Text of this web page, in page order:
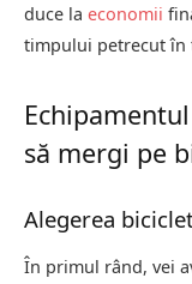
duce la economii
timpului petrecut în
să mergi pe
Alegerea
În primul rând, vei